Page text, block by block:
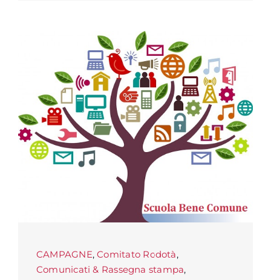
CAMPAGNE,Comitato Rodotà,
Comunicati & Rassegna stampa,